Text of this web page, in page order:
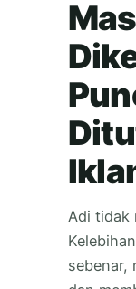
Adi tidak
sebenar,